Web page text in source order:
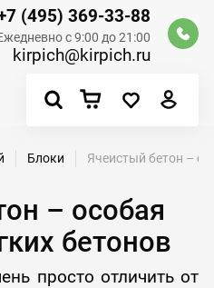
(495) 369-33-88
с 9:00 до 21:00
kirpich@kirpich.ru
– особая
бетонов
Блоки Ячеистый бетон –
просто отличить от